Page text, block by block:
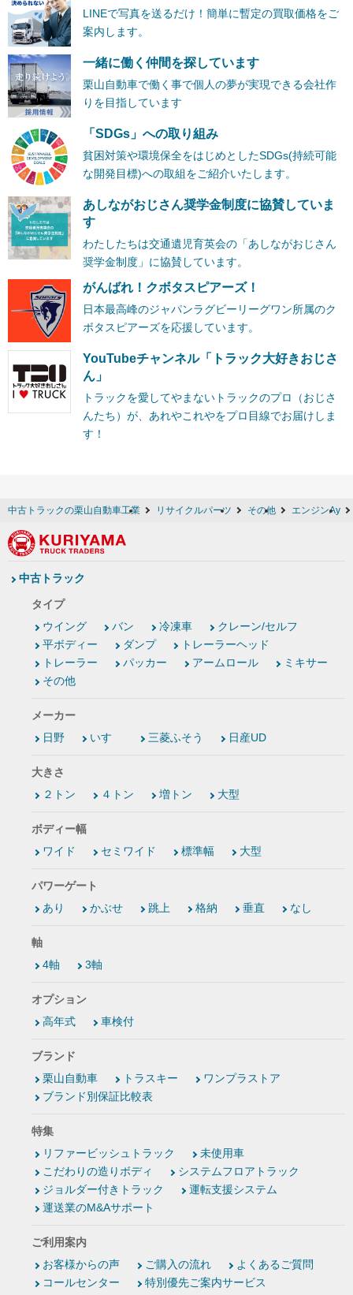
LINEで写真を送るだけ！簡単に暫定の買取価格をご
案内します。
一緒に働く仲間を探しています
栗山自動車で働く事で個人の夢が実現できる会社作
りを目指しています
「SDGs」への取り組み
貧困対策や環境保全をはじめとしたSDGs(持続可能
な開発目標)への取組をご紹介いたします。
あしながおじさん奨学金制度に協賛していま
す
わたしたちは交通遺児育英会の「あしながおじさん
奨学金制度」に協賛しています。
がんばれ！クボタスピアーズ！
日本最高峰のジャパンラグビーリーグワン所属のク
ボタスピアーズを応援しています。
YouTubeチャンネル「トラック大好きおじさ
ん」
トラックを愛してやまないトラックのプロ（おじさ
んたち）が、あれやこれやをプロ目線でお届けしま
す！
中古トラックの栗山自動車工業 リサイクルパーツ その他 エンジンAy
中古トラック
タイプ
ウイング
バン 冷凍車
クレーン/セルフ
平ボディー
ダンプ
トレーラーヘッド
トレーラー
パッカー アームロール
ミキサー
その他
メーカー
日野
いすゞ 三菱ふそう 日産UD
大きさ
２トン
４トン 増トン 大型
ボディー幅
ワイド
セミワイド 標準幅 大型
パワーゲート
あり
かぶせ 跳上 格納 垂直 なし
軸
4軸
3軸
オプション
高年式
車検付
ブランド
栗山自動車
トラスキー
ワンプラストア
ブランド別保証比較表
特集
リファービッシュトラック
未使用車
こだわりの造りボディ
システムフロアトラック
ジョルダー付きトラック
運転支援システム
運送業のM&Aサポート
ご利用案内
お客様からの声
ご購入の流れ
よくあるご質問
コールセンター
特別優先ご案内サービス